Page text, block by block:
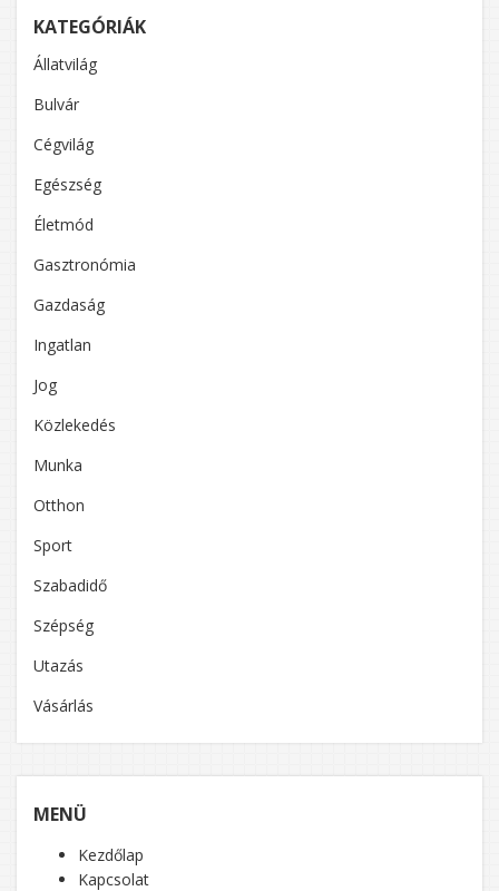
KATEGÓRIÁK
Állatvilág
Bulvár
Cégvilág
Egészség
Életmód
Gasztronómia
Gazdaság
Ingatlan
Jog
Közlekedés
Munka
Otthon
Sport
Szabadidő
Szépség
Utazás
Vásárlás
MENÜ
Kezdőlap
Kapcsolat